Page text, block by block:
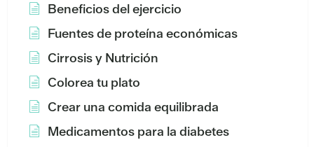
Beneficios del ejercicio
Fuentes de proteína económicas
Cirrosis y Nutrición
Colorea tu plato
Crear una comida equilibrada
Medicamentos para la diabetes